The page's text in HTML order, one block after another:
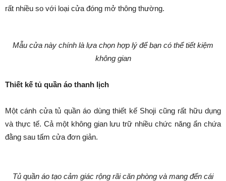
rất nhiều so với loại cửa đóng mở thông thường.
Mẫu cửa này chính là lựa chọn hợp lý để bạn có thể tiết kiệm
không gian
Thiết kế tủ quần áo thanh lịch
Một cánh cửa tủ quần áo dùng thiết kế Shoji cũng rất hữu dụng
và thực tế. Cả một không gian lưu trữ nhiều chức năng ẩn chứa
đằng sau tấm cửa đơn giản.
Tủ quần áo tạo cảm giác rộng rãi căn phòng và mang đến cái